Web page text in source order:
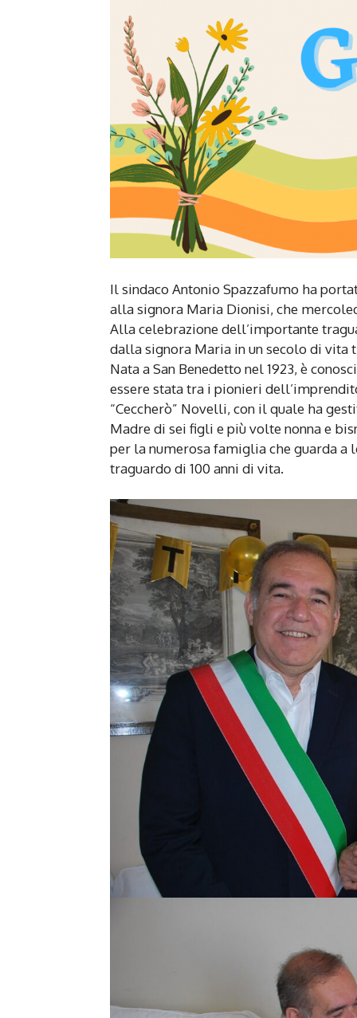
Il sindaco Antonio Spazzafumo ha
alla signora Maria Dionisi, che
Alla celebrazione dell’importante
dalla signora Maria in un secolo di vita
Nata a San Benedetto nel 1923, è
essere stata tra i pionieri
“Ceccherò” Novelli, con il quale ha
Madre di sei figli e più volte nonna e
per la numerosa famiglia che guarda a
traguardo di 100 anni di vita.